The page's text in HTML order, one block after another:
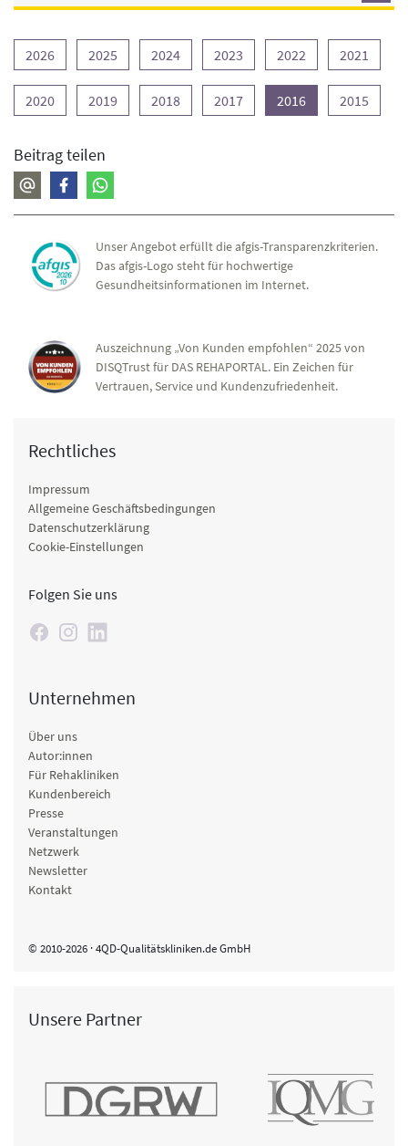
2026 2025 2024 2023 2022 2021
2020 2019 2018 2017 2016 2015
Beitrag teilen
Unser Angebot erfüllt die afgis-Transparenzkriterien.
Das afgis-Logo steht für hochwertige
Gesundheitsinformationen im Internet.
Auszeichnung „Von Kunden empfohlen“ 2025 von
DISQTrust für DAS REHAPORTAL. Ein Zeichen für
Vertrauen, Service und Kundenzufriedenheit.
Rechtliches
Impressum
Allgemeine Geschäftsbedingungen
Datenschutzerklärung
Cookie-Einstellungen
Folgen Sie uns
Unternehmen
Über uns
Autor:innen
Für Rehakliniken
Kundenbereich
Presse
Veranstaltungen
Netzwerk
Newsletter
Kontakt
© 2010-2026 · 4QD-Qualitätskliniken.de GmbH
Unsere Partner